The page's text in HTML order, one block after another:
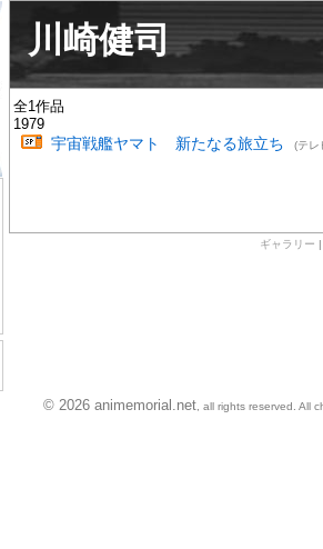
川崎健司
全1作品
1979
宇宙戦艦ヤマト 新たなる旅立ち (テレ
ギャラリー
© 2026 animemorial.net , all rights reserved. All